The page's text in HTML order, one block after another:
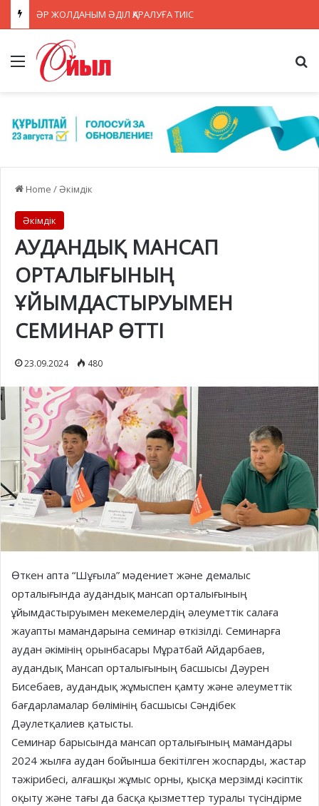
ӘР ЖОЛДАНЫМ ӘДІЛ ҚАРАЛУҒА ТИІС
Menu
Home /Әкімдік
Әкімдік
АУДАНДЫҚ МАНСАП
ОРТАЛЫҒЫНЫҢ
ҰЙЫМДАСТЫРУЫМЕН
СЕМИНАР ӨТТІ
23.09.2024 480
Өткен апта “Шұғыла” мәдениет және демалыс
орталығында аудандық мансап орталығының
ұйымдастыруымен мекемелердің әлеуметтік салаға
жауапты мамандарына семинар өткізілді. Семинарға
аудан әкімінің орынбасары Мұратбай Айдарбаев,
аудандық Мансап орталығының басшысы Дәурен
Бисебаев, аудандық жұмыспен қамту және әлеуметтік
бағдарламалар бөлімінің басшысы Сәндібек
Дәулетқалиев қатысты.
Семинар барысында мансап орталығының мамандары
2024 жылға аудан бойынша бекітілген жоспарды, жастар
тәжірибесі, алғашқы жұмыс орны, қысқа мерзімді кәсіптік
оқыту және тағы да басқа қызметтер туралы түсіндірме